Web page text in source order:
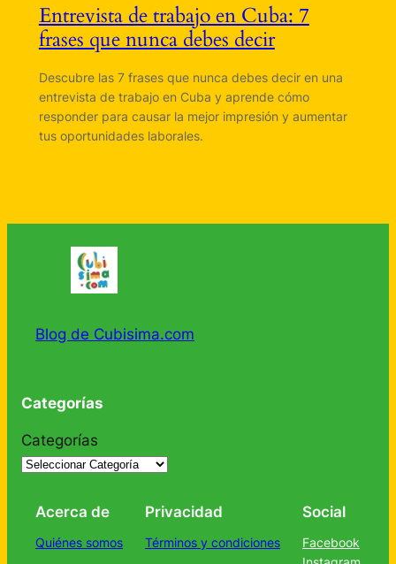
Entrevista de trabajo en Cuba: 7
frases que nunca debes decir
Descubre las 7 frases que nunca debes decir en una
entrevista de trabajo en Cuba y aprende cómo
responder para causar la mejor impresión y aumentar
tus oportunidades laborales.
Blog de Cubisima.com
Categorías
Categorías
Acerca de
Quiénes somos
Privacidad
Términos y condiciones
Social
Facebook